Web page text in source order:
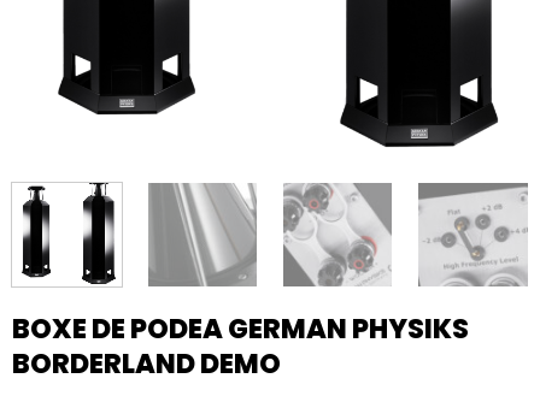
BOXE DE PODEA GERMAN PHYSIKS
BORDERLAND DEMO